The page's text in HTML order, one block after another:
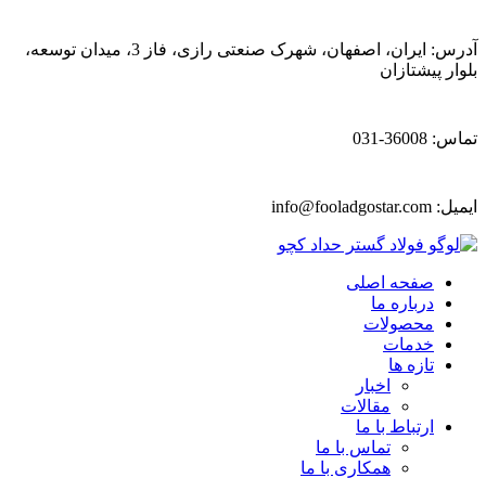
آدرس: ایران، اصفهان، شهرک صنعتی رازی، فاز 3، میدان توسعه،
بلوار پیشتازان
تماس: 36008-031
ایمیل: info@fooladgostar.com
صفحه اصلی
درباره ما
محصولات
خدمات
تازه ها
اخبار
مقالات
ارتباط با ما
تماس با ما
همکاری با ما